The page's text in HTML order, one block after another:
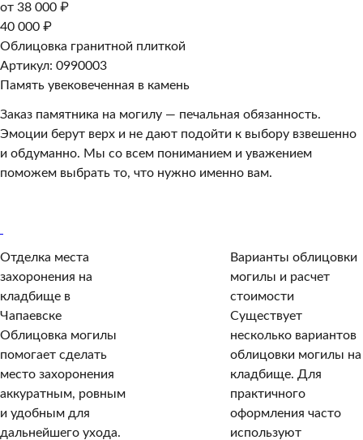
от 38 000 ₽
40 000 ₽
Облицовка гранитной плиткой
Артикул: 0990003
Память увековеченная в камень
Заказ памятника на могилу — печальная обязанность.
Эмоции берут верх и не дают подойти к выбору взвешенно
и обдуманно. Мы со всем пониманием и уважением
поможем выбрать то, что нужно именно вам.
Отделка места
захоронения на
кладбище в
Чапаевске
Облицовка могилы
помогает сделать
место захоронения
аккуратным, ровным
и удобным для
дальнейшего ухода.
Варианты облицовки
могилы и расчет
стоимости
Существует
несколько вариантов
облицовки могилы на
кладбище. Для
практичного
оформления часто
используют